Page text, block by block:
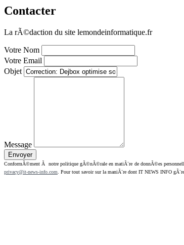
Contacter
La rÃ©daction du site lemondeinformatique.fr
Votre Nom
Votre Email
Objet
Message
ConformÃ©ment Ã notre politique gÃ©nÃ©rale en matiÃ¨re de donnÃ©es
privacy@it-news-info.com . Pour tout savoir sur la maniÃ¨re dont IT NEWS INFO